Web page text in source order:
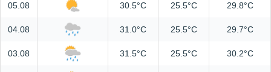
05.08
30.5°C 25.5°C 29.8°C
04.08 31.0°C 25.5°C 29.7°C
03.08 31.5°C 25.5°C 30.2°C